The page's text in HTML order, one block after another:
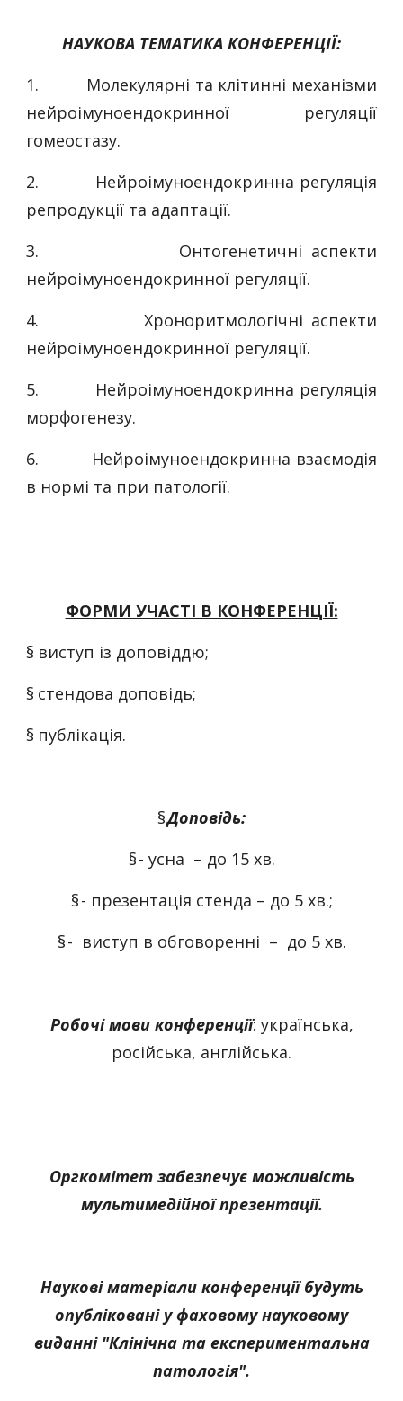
НАУКОВА ТЕМАТИКА КОНФЕРЕНЦІЇ:
1.
Молекулярні та клітинні механізми
нейроімуноендокринної регуляції
гомеостазу.
2.
Нейроімуноендокринна регуляція
репродукції та адаптації.
3.
Онтогенетичні аспекти
нейроімуноендокринної регуляції.
4.
Хроноритмологічні аспекти
нейроімуноендокринної регуляції.
5.
Нейроімуноендокринна регуляція
морфогенезу.
6.
Нейроімуноендокринна взаємодія
в нормі та при патології.
ФОРМИ УЧАСТІ В КОНФЕРЕНЦІЇ:
§ виступ із доповіддю;
§ стендова доповідь;
§ публікація.
§Доповідь:
§- усна – до 15 хв.
§- презентація стенда – до 5 хв.;
§- виступ в обговоренні – до 5 хв.
Робочі мови конференції: українська,
російська, англійська.
Оргкомітет забезпечує можливість
мультимедійної презентації.
Наукові матеріали конференції будуть
опубліковані у фаховому науковому
виданні "Клінічна та експериментальна
патологія".